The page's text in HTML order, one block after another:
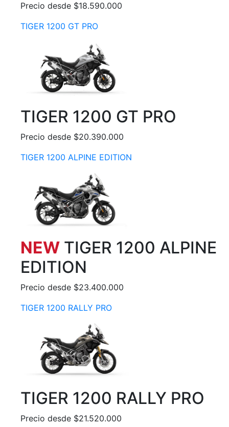
Precio desde $18.590.000
TIGER 1200 GT PRO
TIGER 1200 GT PRO
Precio desde $20.390.000
TIGER 1200 ALPINE EDITION
NEW TIGER 1200 ALPINE
EDITION
Precio desde $23.400.000
TIGER 1200 RALLY PRO
TIGER 1200 RALLY PRO
Precio desde $21.520.000